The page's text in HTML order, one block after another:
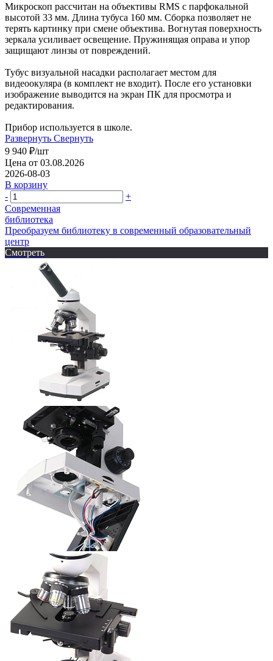
Микроскоп рассчитан на объективы RMS c парфокальной
высотой 33 мм. Длина тубуса 160 мм. Сборка позволяет не
терять картинку при смене объектива. Вогнутая поверхность
зеркала усиливает освещение. Пружинящая оправа и упор
защищают линзы от повреждений.
Тубус визуальной насадки располагает местом для
видеоокуляра (в комплект не входит). После его установки
изображение выводится на экран ПК для просмотра и
редактирования.
Прибор используется в школе.
Развернуть Свернуть
9 940 ₽/шт
Цена от 03.08.2026
2026-08-03
В корзину
-
+
Современная
библиотека
Преобразуем библиотеку в современный образовательный
центр
Смотреть